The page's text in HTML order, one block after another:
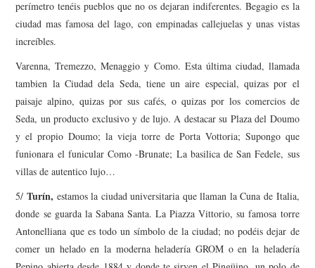
perímetro tenéis pueblos que no os dejaran indiferentes. Begagio es la
ciudad mas famosa del lago, con empinadas callejuelas y unas vistas
increíbles.
Varenna, Tremezzo, Menaggio y Como. Esta última ciudad, llamada
tambien la Ciudad dela Seda, tiene un aire especial, quizas por el
paisaje alpino, quizas por sus cafés, o quizas por los comercios de
Seda, un producto exclusivo y de lujo. A destacar su Plaza del Doumo
y el propio Doumo; la vieja torre de Porta Vottoria; Supongo que
funionara el funicular Como -Brunate; La basilica de San Fedele, sus
villas de autentico lujo…
5/ Turín, estamos la ciudad universitaria que llaman la Cuna de Italia,
donde se guarda la Sabana Santa. La Piazza Vittorio, su famosa torre
Antonelliana que es todo un símbolo de la ciudad; no podéis dejar de
comer un helado en la moderna heladería GROM o en la heladería